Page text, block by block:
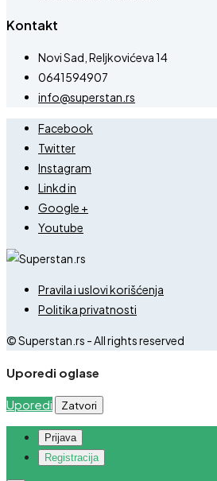
Kontakt
Novi Sad, Reljkovićeva 14
0641594907
info@superstan.rs
Facebook
Twitter
Instagram
Linkd in
Google +
Youtube
Pravila i uslovi korišćenja
Politika privatnosti
© Superstan.rs - All rights reserved
Uporedi oglase
Uporedi Zatvori
Prijava
Registracija